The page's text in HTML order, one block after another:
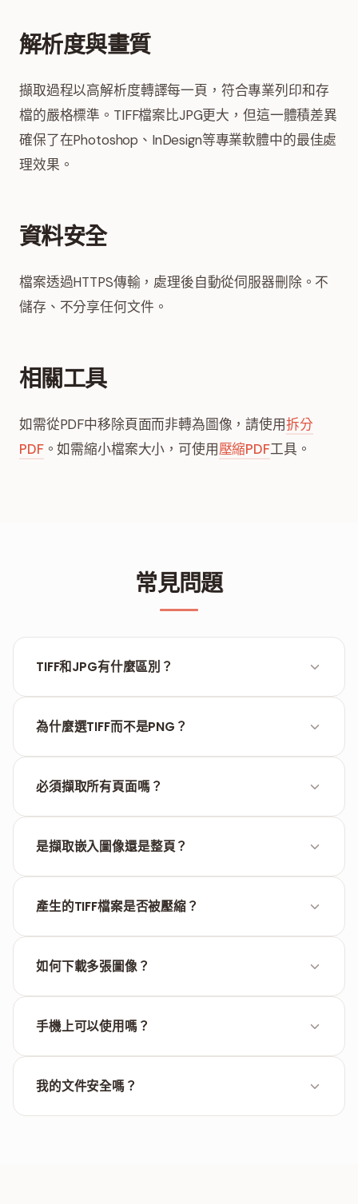
解析度與畫質
擷取過程以高解析度轉譯每一頁，符合專業列印和存
檔的嚴格標準。TIFF檔案比JPG更大，但這一體積差異
確保了在Photoshop、InDesign等專業軟體中的最佳處
理效果。
資料安全
檔案透過HTTPS傳輸，處理後自動從伺服器刪除。不
儲存、不分享任何文件。
相關工具
如需從PDF中移除頁面而非轉為圖像，請使用拆分
PDF。如需縮小檔案大小，可使用壓縮PDF工具。
常見問題
TIFF和JPG有什麼區別？
列印和存檔。JPG使用有損壓縮來縮小檔案，但會導致
為什麼選TIFF而不是PNG？
（醫療記錄、法律文件）所要求的標準格式。PNG主要
必須擷取所有頁面嗎？
件並僅點擊需要轉換的頁面。
是擷取嵌入圖像還是整頁？
的整個頁面轉換為一張TIFF圖像。
產生的TIFF檔案是否被壓縮？
通常大於JPG等標準網頁格式。
如何下載多張圖像？
部圖像打包為一個ZIP檔案下載。
手機上可以使用嗎？
建議在Wi-Fi環境下下載。
我的文件安全嗎？